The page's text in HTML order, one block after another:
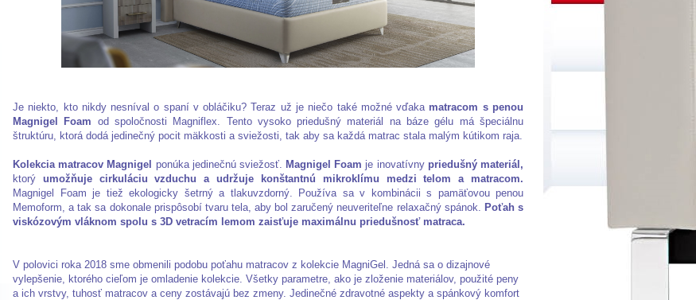
Je niekto, kto nikdy nesníval o spaní v obláčiku? Teraz už je niečo také možné vďaka matracom s penou
Magnigel Foam od spoločnosti Magniflex. Tento vysoko priedušný materiál na báze gélu má špeciálnu
štruktúru, ktorá dodá jedinečný pocit mäkkosti a sviežosti, tak aby sa každá matrac stala malým kútikom raja.
Kolekcia matracov Magnigel ponúka jedinečnú sviežosť. Magnigel Foam je inovatívny priedušný materiál,
ktorý umožňuje cirkuláciu vzduchu a udržuje konštantnú mikroklímu medzi telom a matracom.
Magnigel Foam je tiež ekologicky šetrný a tlakuvzdorný. Používa sa v kombinácii s pamäťovou penou
Memoform, a tak sa dokonale prispôsobí tvaru tela, aby bol zaručený neuveriteľne relaxačný spánok. Poťah s
viskózovým vláknom spolu s 3D vetracím lemom zaisťuje maximálnu priedušnosť matraca.
V polovici roka 2018 sme obmenili podobu poťahu matracov z kolekcie MagniGel. Jedná sa o dizajnové
vylepšenie, ktorého cieľom je omladenie kolekcie. Všetky parametre, ako je zloženie materiálov, použité peny
a ich vrstvy, tuhosť matracov a ceny zostávajú bez zmeny. Jedinečné zdravotné aspekty a spánkový komfort